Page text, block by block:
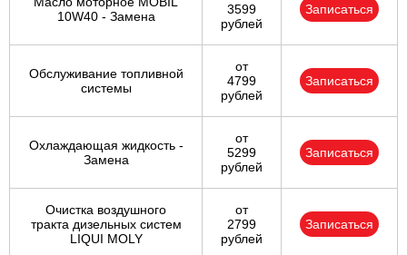
10W40 - Замена
3599
рублей
Записаться
Обслуживание топливной
системы
от
4799
рублей
Записаться
Охлаждающая жидкость -
Замена
от
5299
рублей
Записаться
Очистка воздушного
тракта дизельных систем
LIQUI MOLY
от
2799
рублей
Записаться